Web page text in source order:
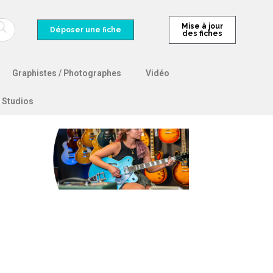
Déposer une fiche
Mise à jour
des fiches
Graphistes / Photographes Vidéo
Studios